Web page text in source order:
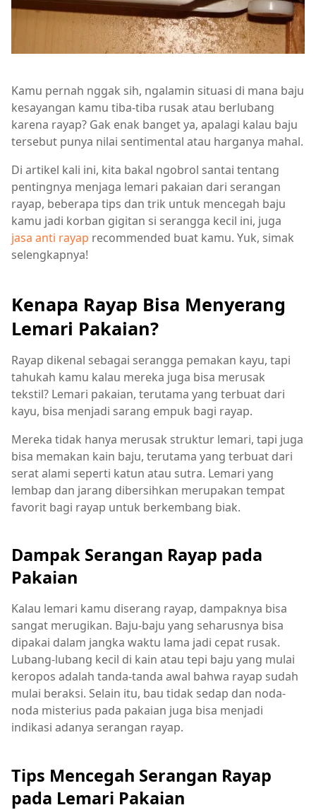
Kamu pernah nggak sih, ngalamin situasi di mana baju
kesayangan kamu tiba-tiba rusak atau berlubang
karena rayap? Gak enak banget ya, apalagi kalau baju
tersebut punya nilai sentimental atau harganya mahal.
Di artikel kali ini, kita bakal ngobrol santai tentang
pentingnya menjaga lemari pakaian dari serangan
rayap, beberapa tips dan trik untuk mencegah baju
kamu jadi korban gigitan si serangga kecil ini, juga
jasa anti rayap recommended buat kamu. Yuk, simak
selengkapnya!
Kenapa Rayap Bisa Menyerang
Lemari Pakaian?
Rayap dikenal sebagai serangga pemakan kayu, tapi
tahukah kamu kalau mereka juga bisa merusak
tekstil? Lemari pakaian, terutama yang terbuat dari
kayu, bisa menjadi sarang empuk bagi rayap.
Mereka tidak hanya merusak struktur lemari, tapi juga
bisa memakan kain baju, terutama yang terbuat dari
serat alami seperti katun atau sutra. Lemari yang
lembap dan jarang dibersihkan merupakan tempat
favorit bagi rayap untuk berkembang biak.
Dampak Serangan Rayap pada
Pakaian
Kalau lemari kamu diserang rayap, dampaknya bisa
sangat merugikan. Baju-baju yang seharusnya bisa
dipakai dalam jangka waktu lama jadi cepat rusak.
Lubang-lubang kecil di kain atau tepi baju yang mulai
keropos adalah tanda-tanda awal bahwa rayap sudah
mulai beraksi. Selain itu, bau tidak sedap dan noda-
noda misterius pada pakaian juga bisa menjadi
indikasi adanya serangan rayap.
Tips Mencegah Serangan Rayap
pada Lemari Pakaian